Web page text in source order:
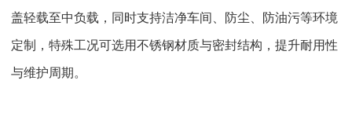
盖轻载至中负载，同时支持洁净车间、防尘、防油污等环境
定制，特殊工况可选用不锈钢材质与密封结构，提升耐用性
与维护周期。